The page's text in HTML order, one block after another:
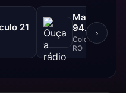
21
Massa FM -
94.1 FM
Colorado do
RO
›